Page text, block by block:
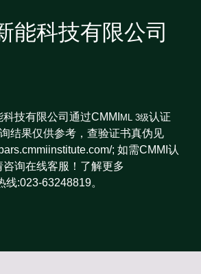
能科技有限公司
技有限公司通过CMMI ML 3级认证
结果仅供参考，查验证书真伪见
; 如需CMMI认
询在线客服！了解更多
线:023-63248819。